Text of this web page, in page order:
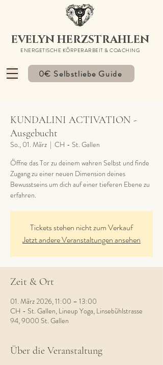
ENERGETISCHE KÖRPERARBEIT & COACHING
EVELYN HERZSTRAHLEN
0€ Selbstliebe Guide
KUNDALINI ACTIVATION -
Ausgebucht
So., 01. März
  |
CH - St. Gallen
Öffne das Tor zu deinem wahren Selbst und finde
Zugang zu einer neuen Dimension deines
Bewusstseins um dich auf einer tieferen Ebene zu
erfahren.
Tickets stehen nicht zum Verkauf
Jetzt andere Veranstaltungen ansehen
Zeit & Ort
01. März 2026, 11:00 – 13:00
CH - St. Gallen, Lineup Yoga, Linsebühlstrasse
94, 9000 St. Gallen
Über die Veranstaltung